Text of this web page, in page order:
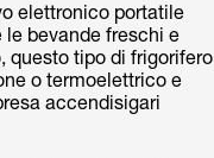
elettronico portatile
bevande freschi e
questo tipo di frigorifero
o termoelettrico e
accendisigari